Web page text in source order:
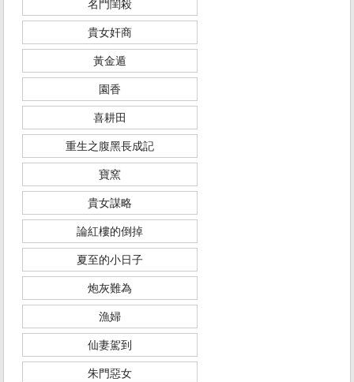
名門閨殺
貴女奸商
黃金遁
園香
喜耕田
重生之腹黑長成記
寶窯
貴女謀略
論紅樓的倒掉
夏至的小日子
炮灰難為
漁婦
仙妻駕到
朱門惡女